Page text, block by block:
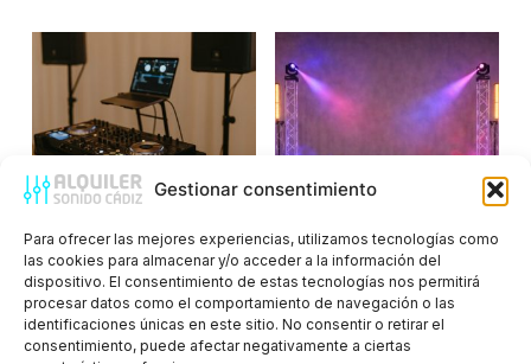
Gestionar consentimiento
Para ofrecer las mejores experiencias, utilizamos tecnologías como
las cookies para almacenar y/o acceder a la información del
dispositivo. El consentimiento de estas tecnologías nos permitirá
procesar datos como el comportamiento de navegación o las
identificaciones únicas en este sitio. No consentir o retirar el
consentimiento, puede afectar negativamente a ciertas
Pack DJ Básico
Pack Escenario
Mediano